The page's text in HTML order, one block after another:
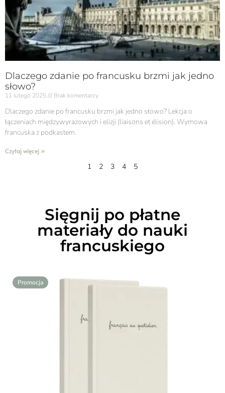
Dlaczego zdanie po francusku brzmi jak jedno
słowo?
11 lutego 2025 Brak komentarzy
Dlaczego zdanie po francusku brzmi jak jedno słowo? Lekcja o
łączeniach międzywyrazowych i elizji (liaisons et élision). Wymowa
francuska z podkastem.
Czytaj więcej »
1 2 3 4 5
Sięgnij po płatne
materiały do nauki
francuskiego
Promocja